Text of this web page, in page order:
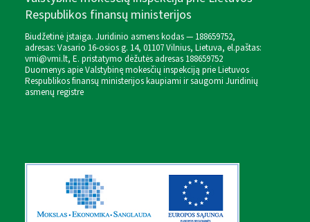
Respublikos finansų ministerijos
Biudžetinė įstaiga. Juridinio asmens kodas — 188659752,
adresas: Vasario 16-osios g. 14, 01107 Vilnius, Lietuva, el.paštas:
vmi@vmi.lt, E. pristatymo dėžutės adresas 188659752
Duomenys apie Valstybinę mokesčių inspekciją prie Lietuvos
Respublikos finansų ministerijos kaupiami ir saugomi Juridinių
asmenų registre